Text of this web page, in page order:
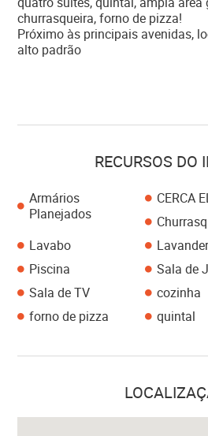
churrasqueira, forno de pizza!
Próximo às principais avenidas,
alto padrão
RECURSOS DO
Armários
Planejados
CERCA
Lavabo
Piscina
Sala de
Sala de TV
cozinha
forno de pizza
quintal